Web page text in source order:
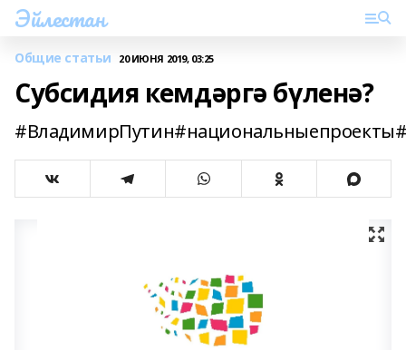
Эйлестан
Общие статьи 20 ИЮНЯ 2019, 03:25
Субсидия кемдәргә бүленә?